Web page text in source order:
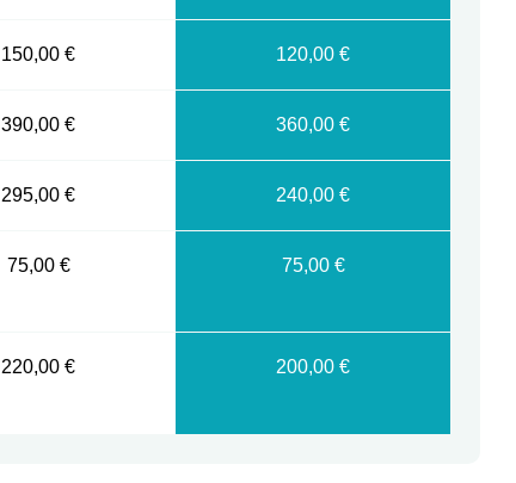
150,00 € 120,00 €
390,00 € 360,00 €
295,00 € 240,00 €
75,00 € 75,00 €
220,00 € 200,00 €